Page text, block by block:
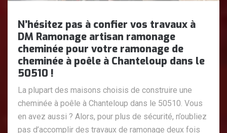
N’hésitez pas à confier vos travaux à
DM Ramonage artisan ramonage
cheminée pour votre ramonage de
cheminée à poêle à Chanteloup dans le
50510 !
La plupart des maisons choisis de construire une
cheminée à poêle à Chanteloup dans le 50510. Vous
en avez aussi ? Alors, pour plus de sécurité, n’oubliez
pas d’accomplir des travaux de ramonage deux fois